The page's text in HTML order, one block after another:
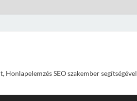
Honlapelemzés SEO szakember segítségével